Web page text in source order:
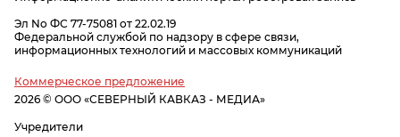
Эл No ФС 77-75081 от 22.02.19
Федеральной службой по надзору в сфере связи,
информационных технологий и массовых коммуникаций
Коммерческое предложение
2026 © ООО «СЕВЕРНЫЙ КАВКАЗ - МЕДИА»
Учредители